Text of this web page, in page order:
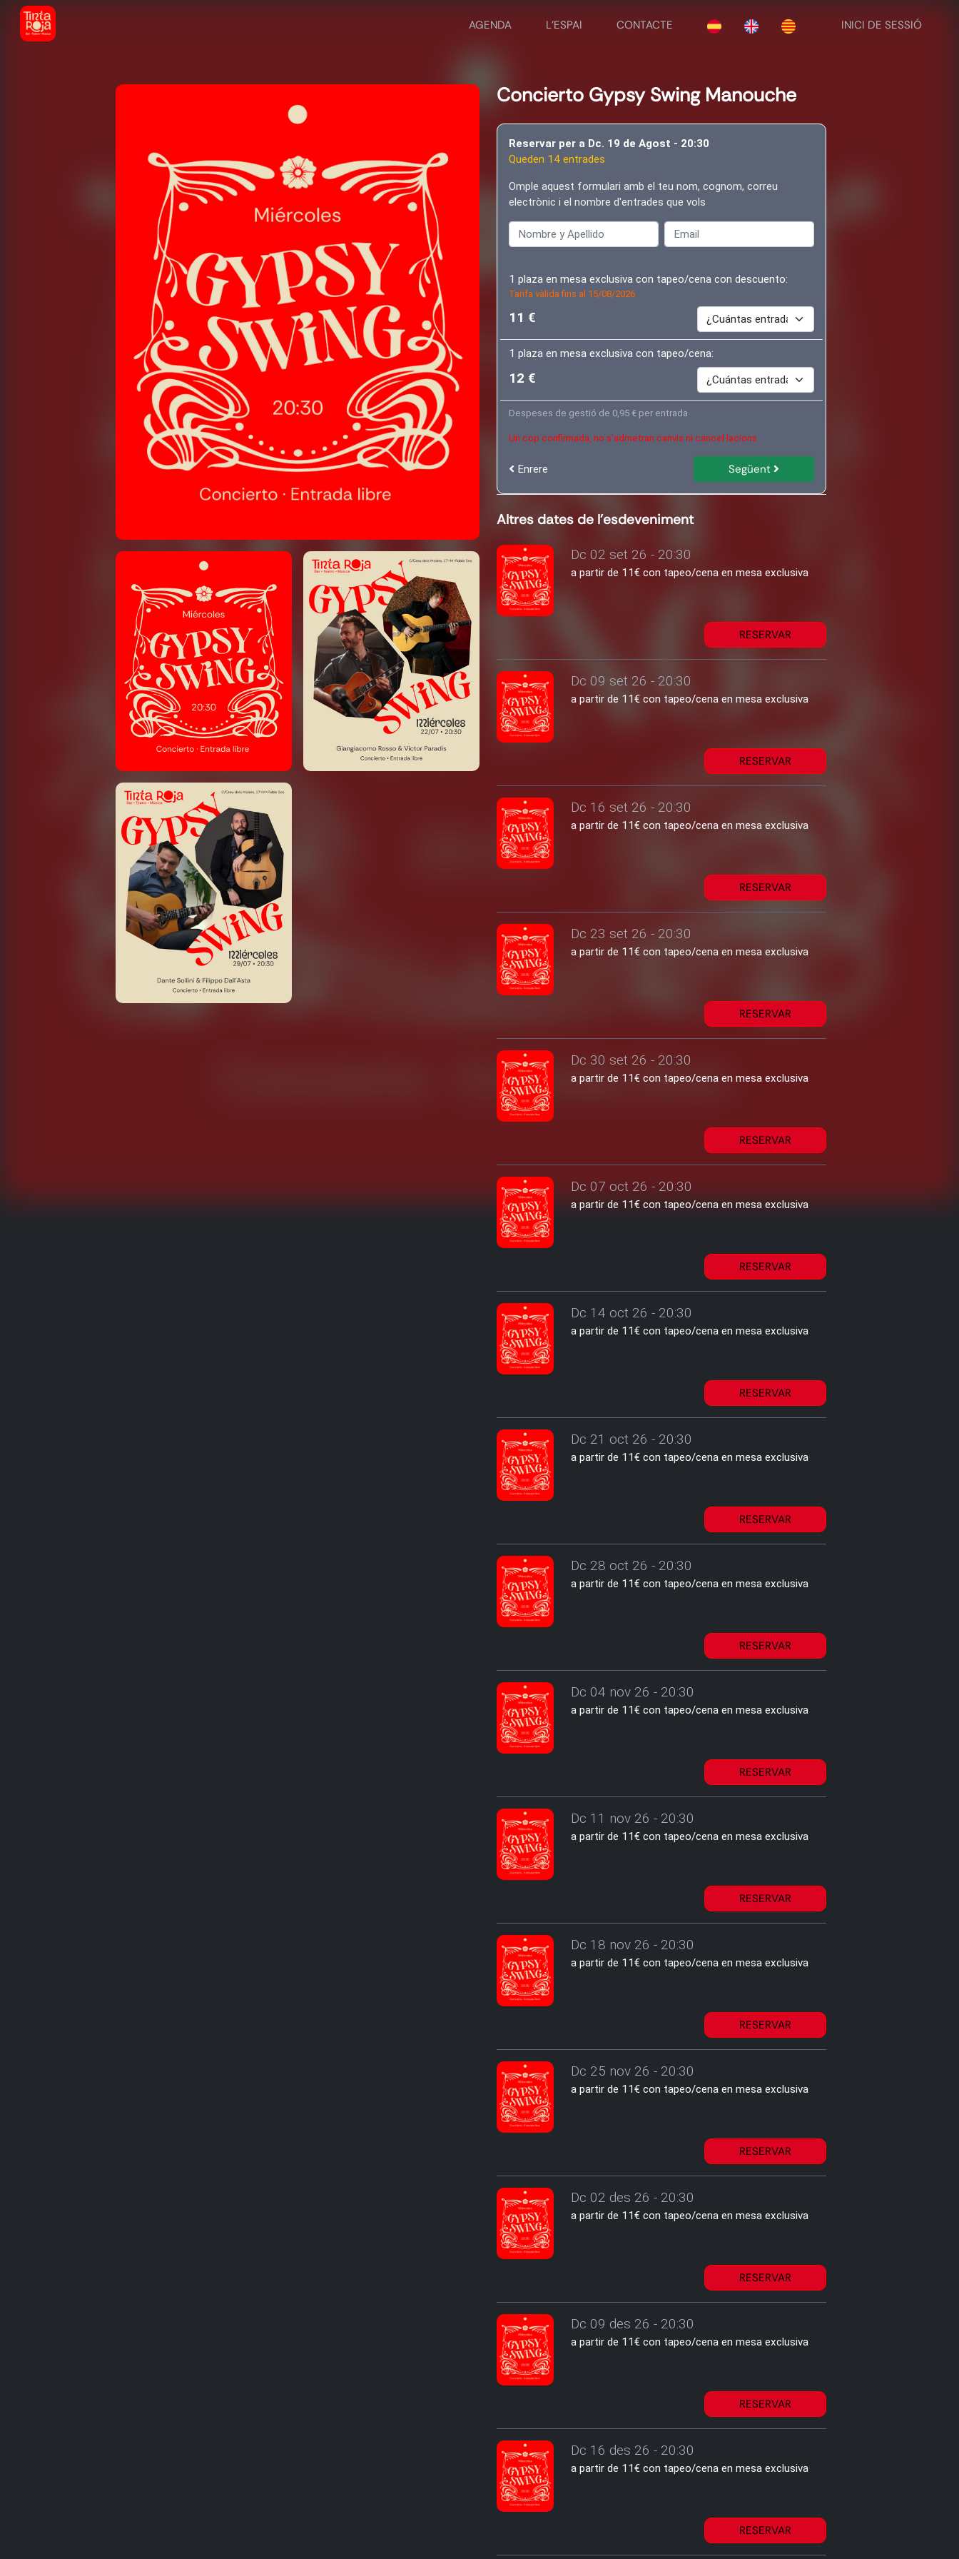
AGENDA L'ESPAI CONTACTE INICI DE SESSIÓ
Concierto Gypsy Swing Manouche
Reservar per a Dc. 19 de Agost - 20:30
Queden 14 entrades
Omple aquest formulari amb el teu nom, cognom, correu
electrònic i el nombre d'entrades que vols
Nombre
Email
1 plaza en mesa exclusiva con tapeo/cena con descuento:
Tarifa vàlida fins al 15/08/2026
11 €
1 plaza en mesa exclusiva con tapeo/cena:
12 €
Despeses de gestió de 0,95 € per entrada
Un cop confirmada, no s'admetran canvis ni cancel·lacions
Enrere Següent
Altres dates de l'esdeveniment
Dc 02 set 26 - 20:30
a partir de 11€ con tapeo/cena en mesa exclusiva
RESERVAR
Dc 09 set 26 - 20:30
a partir de 11€ con tapeo/cena en mesa exclusiva
RESERVAR
Dc 16 set 26 - 20:30
a partir de 11€ con tapeo/cena en mesa exclusiva
RESERVAR
Dc 23 set 26 - 20:30
a partir de 11€ con tapeo/cena en mesa exclusiva
RESERVAR
Dc 30 set 26 - 20:30
a partir de 11€ con tapeo/cena en mesa exclusiva
RESERVAR
Dc 07 oct 26 - 20:30
a partir de 11€ con tapeo/cena en mesa exclusiva
RESERVAR
Dc 14 oct 26 - 20:30
a partir de 11€ con tapeo/cena en mesa exclusiva
RESERVAR
Dc 21 oct 26 - 20:30
a partir de 11€ con tapeo/cena en mesa exclusiva
RESERVAR
Dc 28 oct 26 - 20:30
a partir de 11€ con tapeo/cena en mesa exclusiva
RESERVAR
Dc 04 nov 26 - 20:30
a partir de 11€ con tapeo/cena en mesa exclusiva
RESERVAR
Dc 11 nov 26 - 20:30
a partir de 11€ con tapeo/cena en mesa exclusiva
RESERVAR
Dc 18 nov 26 - 20:30
a partir de 11€ con tapeo/cena en mesa exclusiva
RESERVAR
Dc 25 nov 26 - 20:30
a partir de 11€ con tapeo/cena en mesa exclusiva
RESERVAR
Dc 02 des 26 - 20:30
a partir de 11€ con tapeo/cena en mesa exclusiva
RESERVAR
Dc 09 des 26 - 20:30
a partir de 11€ con tapeo/cena en mesa exclusiva
RESERVAR
Dc 16 des 26 - 20:30
a partir de 11€ con tapeo/cena en mesa exclusiva
RESERVAR